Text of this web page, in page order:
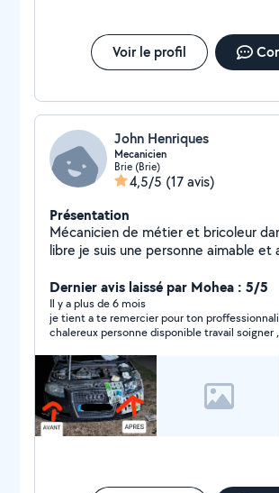
Voir le profil
John Henriques
Mecanicien
Brie (Brie)
4,5/5 (17 avis)
Présentation
Mécanicien de métier et bricoleur
libre je suis une personne aimable et
Dernier avis laissé par Mohea : 5/5
Il y a plus de 6 mois
je tient a te remercier pour ton
chalereux personne disponible travail soigner , efficaces et
s'adapte pour tout type de réparation aucun
part